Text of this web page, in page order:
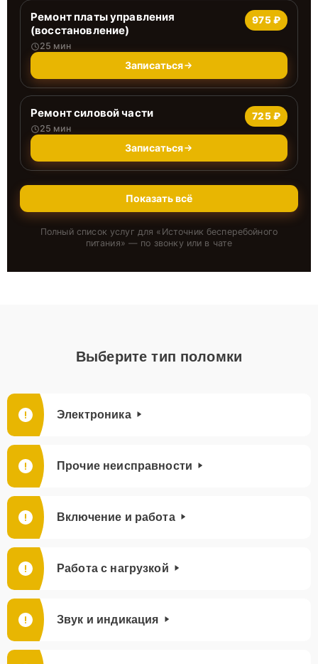
Ремонт платы управления
(восстановление)
25 мин
975 ₽
Записаться
Ремонт силовой части
25 мин
725 ₽
Записаться
Показать всё
Полный список услуг для « Источник бесперебойного
питания» — по звонку или в чате
Выберите тип поломки
Электроника
Прочие неисправности
Включение и работа
Работа с нагрузкой
Звук и индикация